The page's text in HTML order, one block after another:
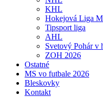
KHL
Hokejová Liga
Tipsport liga
AHL
Svetový Pohár v
ZOH 2026
Ostatné
MS vo futbale 2026
Bleskovky
Kontakt